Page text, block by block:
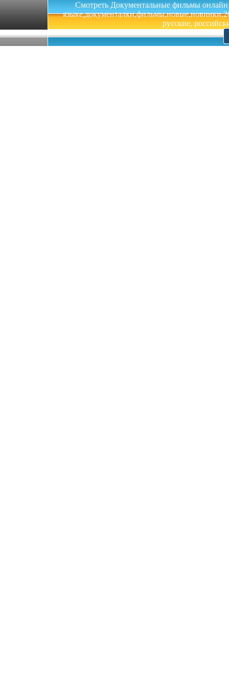
Смотреть Документальные фильмы онлайн
русские,